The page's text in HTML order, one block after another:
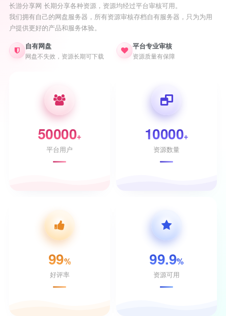
长游分享网 长期分享各种资源，资源均经过平台审核可用。
我们拥有自己的网盘服务器，所有资源审核存档自有服务器，只为为用
户提供更好的产品和服务体验。
自有网盘
网盘不失效，资源长期可下载
平台专业审核
资源质量有保障
50000+
平台用户
10000+
资源数量
99%
好评率
99.9%
资源可用